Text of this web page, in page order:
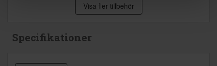
Visa fler tillbehör
Specifikationer